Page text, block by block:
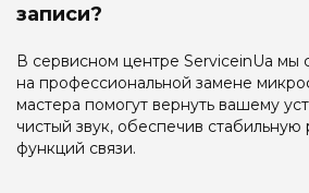
записи?
В сервисном центре ServiceinUa мы
на профессиональной замене
мастера помогут вернуть вашему
чистый звук, обеспечив стабильную
функций связи.